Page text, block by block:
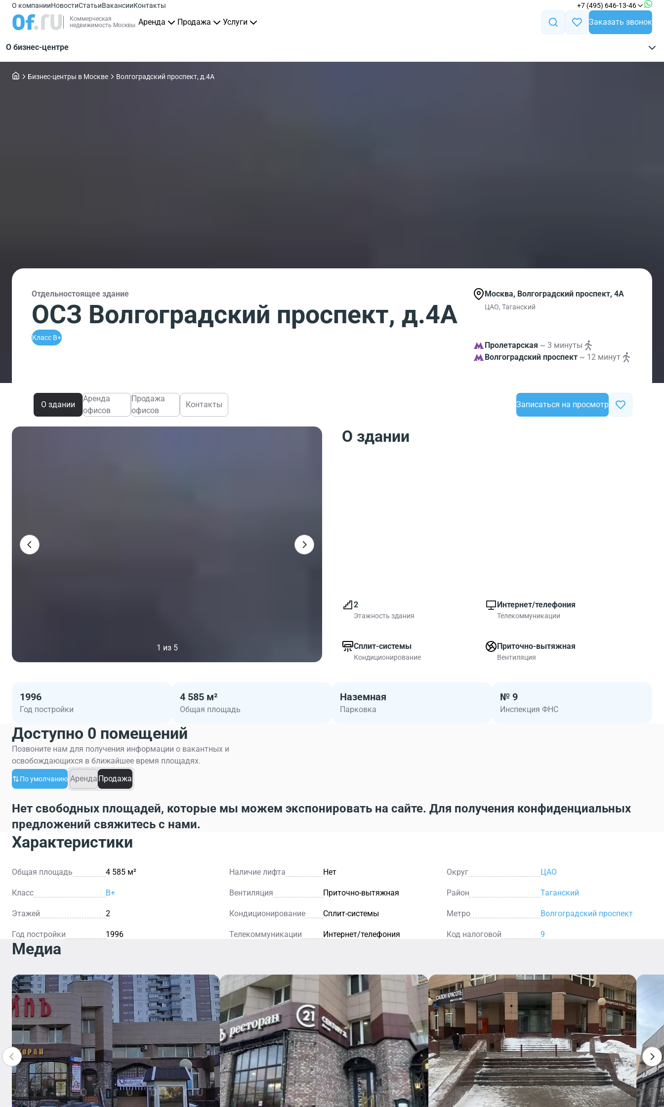
О компанииНовостиСтатьиВакансииКонтакты +7 (495) 646-13-46
Коммерческая
недвижимость Москвы Аренда Продажа Услуги Заказать звонок
О бизнес-центре
Бизнес-центры в Москве Волгоградский проспект, д.4А
Отдельностоящее здание
ОСЗ Волгоградский проспект, д.4А
Класс B+
Москва, Волгоградский проспект, 4А
ЦАО, Таганский
Пролетарская ~ 3 минуты
Волгоградский проспект ~ 12 минут
О здании
Аренда
офисов
Продажа
офисов
Контакты Записаться на просмотр
1 из 5
О здании
2
Этажность здания
Интернет/телефония
Телекоммуникации
Сплит-системы
Кондиционирование
Приточно-вытяжная
Вентиляция
1996
Год постройки
4 585 м²
Общая площадь
Наземная
Парковка
№ 9
Инспекция ФНС
Доступно 0 помещений
Позвоните нам для получения информации о вакантных и
освобождающихся в ближайшее время площадях.
По умолчанию Аренда Продажа
Нет свободных площадей, которые мы можем экспонировать на сайте. Для получения конфиденциальных
предложений свяжитесь с нами.
Характеристики
Общая площадь 4 585 м² Наличие лифта Нет Округ ЦАО
Класс B+ Вентиляция Приточно-вытяжная Район Таганский
Этажей 2 Кондиционирование Сплит-системы Метро Волгоградский проспект
Год постройки 1996 Телекоммуникации Интернет/телефония Код налоговой 9
Медиа